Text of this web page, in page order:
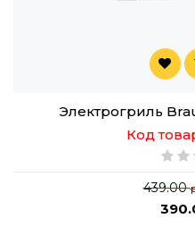
Электрогриль
Код
439.00